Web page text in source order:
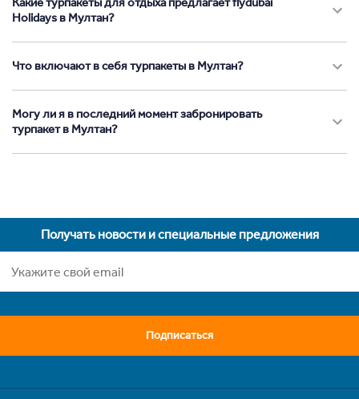
Holidays в Мултан?
Что включают в себя турпакеты в Мултан?
Могу ли я в последний момент забронировать
турпакет в Мултан?
Получать новости и специальные предложения
Подписаться